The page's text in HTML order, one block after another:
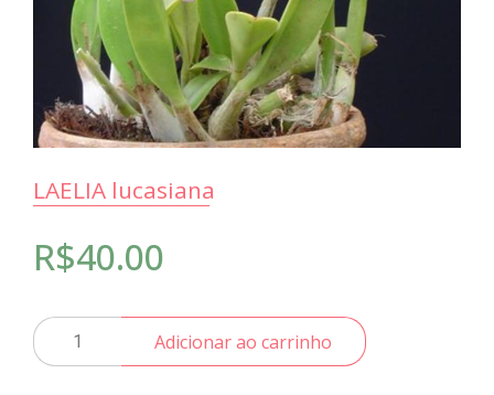
LAELIA lucasiana
R$40.00
LAELIA
lucasiana
Adicionar ao carrinho